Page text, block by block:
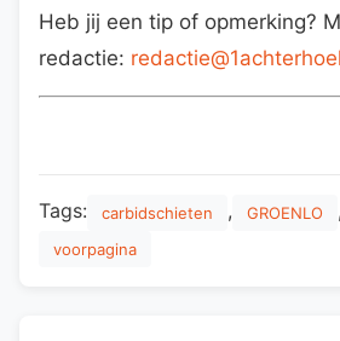
Heb jij een tip of opmerking?
redactie:
Tags: carbidschieten , GROENLO ,
voorpagina